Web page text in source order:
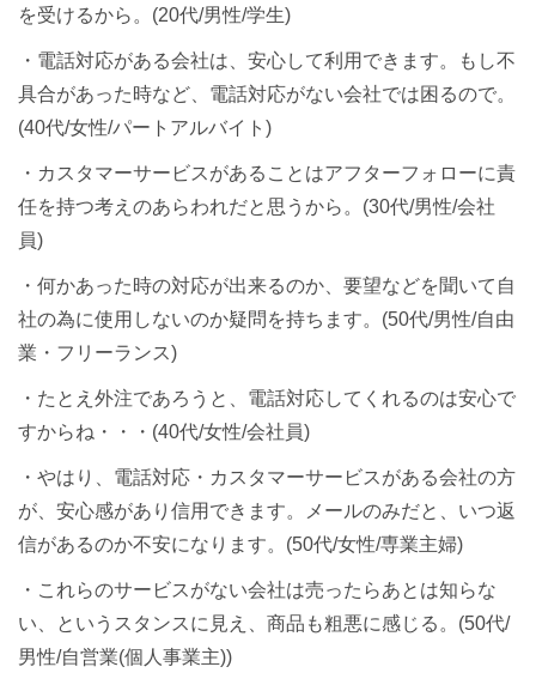
を受けるから。(20代/男性/学生)
・電話対応がある会社は、安心して利用できます。もし不
具合があった時など、電話対応がない会社では困るので。
(40代/女性/パートアルバイト)
・カスタマーサービスがあることはアフターフォローに責
任を持つ考えのあらわれだと思うから。(30代/男性/会社
員)
・何かあった時の対応が出来るのか、要望などを聞いて自
社の為に使用しないのか疑問を持ちます。(50代/男性/自由
業・フリーランス)
・たとえ外注であろうと、電話対応してくれるのは安心で
すからね・・・(40代/女性/会社員)
・やはり、電話対応・カスタマーサービスがある会社の方
が、安心感があり信用できます。メールのみだと、いつ返
信があるのか不安になります。(50代/女性/専業主婦)
・これらのサービスがない会社は売ったらあとは知らな
い、というスタンスに見え、商品も粗悪に感じる。(50代/
男性/自営業(個人事業主))